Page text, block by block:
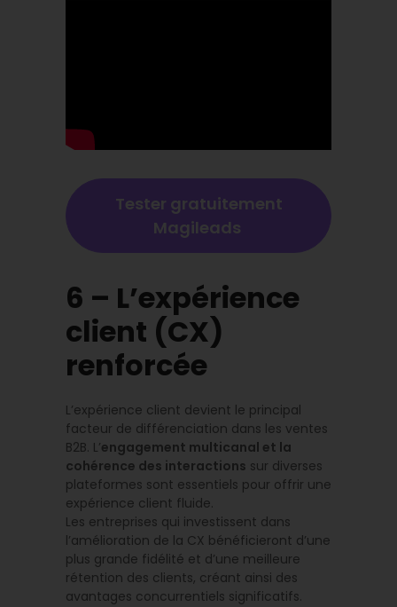
Tester gratuitement
Magileads
6 – L’expérience
client (CX)
renforcée
L’expérience client devient le principal
facteur de différenciation dans les ventes
B2B. L’engagement multicanal et la
cohérence des interactions sur diverses
plateformes sont essentiels pour offrir une
expérience client fluide.
Les entreprises qui investissent dans
l’amélioration de la CX bénéficieront d’une
plus grande fidélité et d’une meilleure
rétention des clients, créant ainsi des
avantages concurrentiels significatifs.